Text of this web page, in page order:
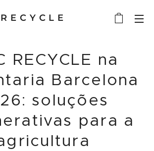
E C Y C L E
RECYCLE na
Barcelona
soluções
para a